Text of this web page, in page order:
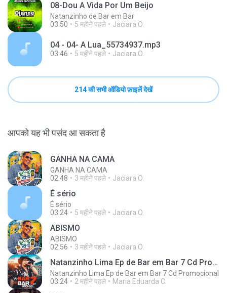
08-Dou A Vida Por Um Beijo
Natanzinho de Bar em Bar
03:50
5 महीने पहले Jaciara O.
04 - 04- A Lua_55734937.mp3
03:46 5 महीने पहले Jaciara O.
214 की सभी ऑडियो फ़ाइलें देखें
आपको यह भी पसंद आ सकता है
GANHA NA CAMA
GANHA NA CAMA
02:48
3 महीने पहले Jaciara O.
É sério
É sério
03:24
5 महीने पहले Jaciara O.
ABISMO
ABISMO
02:56
3 महीने पहले Jaciara O.
Natanzinho Lima Ep de Bar em Bar 7 Cd Promocional
Natanzinho Lima Ep de Bar em Bar 7 Cd Promocional
03:24
2 महीने पहले Maria Eduarda C.